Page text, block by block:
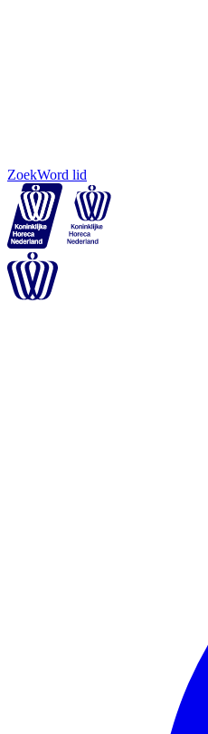
ZoekWord lid